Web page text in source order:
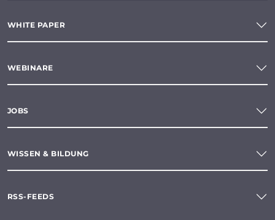
WHITE PAPER
WEBINARE
JOBS
WISSEN & BILDUNG
RSS-FEEDS